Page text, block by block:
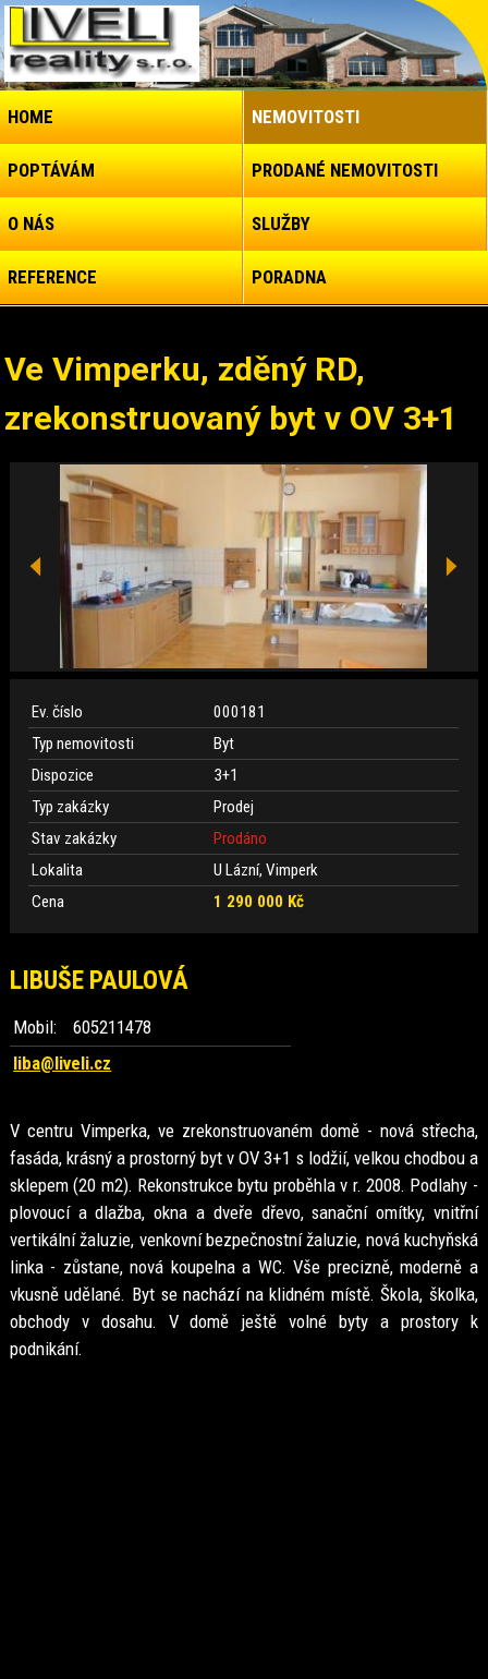
HOME NEMOVITOSTI
POPTÁVÁM PRODANÉ NEMOVITOSTI
O NÁS SLUŽBY
REFERENCE PORADNA
Ve Vimperku, zděný RD,
zrekonstruovaný byt v OV 3+1
Ev. číslo
000181
Typ nemovitosti
Byt
Dispozice
3+1
Typ zakázky
Prodej
Stav zakázky
Prodáno
Lokalita
U Lázní, Vimperk
Cena
1 290 000 Kč
LIBUŠE PAULOVÁ
Mobil:
605211478
liba@liveli.cz
V centru Vimperka, ve zrekonstruovaném domě - nová střecha,
fasáda, krásný a prostorný byt v OV 3+1 s lodžií, velkou chodbou a
sklepem (20 m2). Rekonstrukce bytu proběhla v r. 2008. Podlahy -
plovoucí a dlažba, okna a dveře dřevo, sanační omítky, vnitřní
vertikální žaluzie, venkovní bezpečnostní žaluzie, nová kuchyňská
linka - zůstane, nová koupelna a WC. Vše precizně, moderně a
vkusně udělané. Byt se nachází na klidném místě. Škola, školka,
obchody v dosahu. V domě ještě volné byty a prostory k
podnikání.